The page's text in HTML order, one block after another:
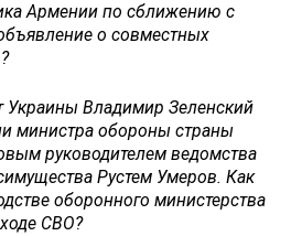
Армении по сближению с
о совместных
Украины Владимир Зеленский
министра обороны страны
руководителем ведомства
Рустем Умеров. Как
оборонного министерства
СВО?